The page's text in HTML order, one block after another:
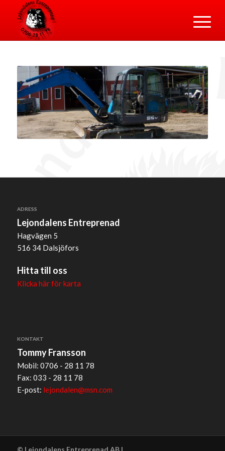
ADRESS
Lejondalens Entreprenad
Hagvägen 5
516 34 Dalsjöfors
Hitta till oss
Klicka här för karta
KONTAKT
Tommy Fransson
Mobil: 0706 - 28 11 78
Fax: 033 - 28 11 78
E-post: lejondalen@msn.com
© Lejondalens Entreprenad AB |